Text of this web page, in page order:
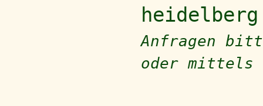
Anfragen
oder mittels